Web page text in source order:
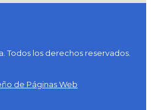
Todos los derechos reservados.
de Páginas Web